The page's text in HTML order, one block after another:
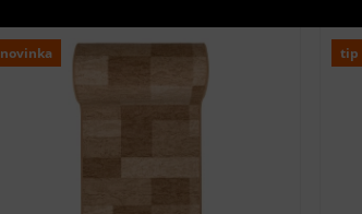
novinka tip